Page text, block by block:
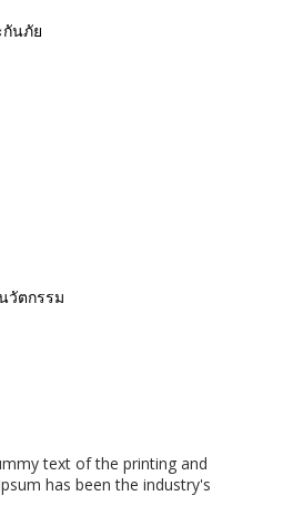
กันภัย
วัตกรรม
text of the printing and
has been the industry's